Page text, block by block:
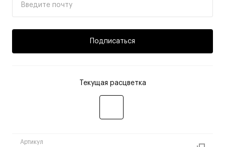
Подписаться
Текущая расцветка
Артикул